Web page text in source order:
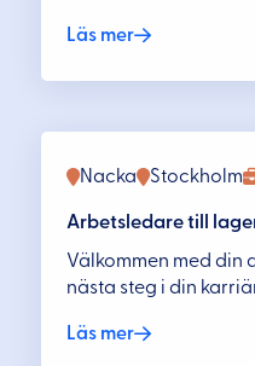
Läs mer
Nacka Stockholm
Arbetsledare till
Välkommen med din
nästa steg i din
Läs mer